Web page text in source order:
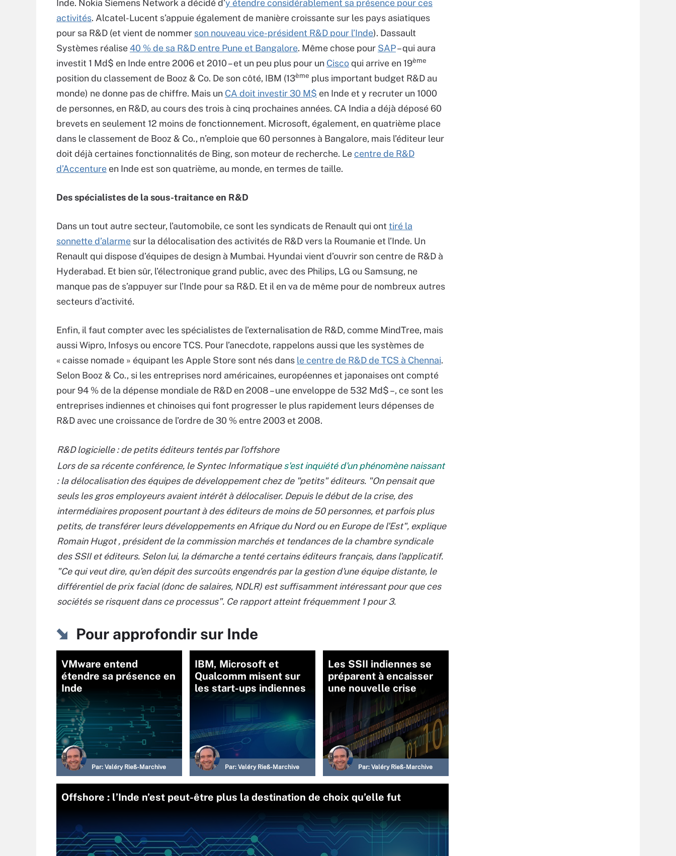
Inde. Nokia Siemens Network a décidé d’y étendre considérablement sa présence pour ces
activités. Alcatel-Lucent s’appuie également de manière croissante sur les pays asiatiques
pour sa R&D (et vient de nommer son nouveau vice-président R&D pour l’Inde). Dassault
Systèmes réalise40 % de sa R&D entre Pune et Bangalore. Même chose pour SAP– qui aura
investit 1 Md$ en Inde entre 2006 et 2010 – et un peu plus pour un Ciscoqui arrive en 19ème
position du classement de Booz & Co. De son côté, IBM (13ème plus important budget R&D au
monde) ne donne pas de chiffre. Mais un CA doit investir 30 M$ en Inde et y recruter un 1000
de personnes, en R&D, au cours des trois à cinq prochaines années. CA India a déjà déposé 60
brevets en seulement 12 moins de fonctionnement. Microsoft, également, en quatrième place
dans le classement de Booz & Co., n’emploie que 60 personnes à Bangalore, mais l’éditeur leur
doit déjà certaines fonctionnalités de Bing, son moteur de recherche. Lecentre de R&D
d’Accenture en Inde est son quatrième, au monde, en termes de taille.
Des spécialistes de la sous-traitance en R&D
Dans un tout autre secteur, l’automobile, ce sont les syndicats de Renault qui ont tiré la
sonnette d’alarme sur la délocalisation des activités de R&D vers la Roumanie et l’Inde. Un
Renault qui dispose d’équipes de design à Mumbai. Hyundai vient d’ouvrir son centre de R&D à
Hyderabad. Et bien sûr, l’électronique grand public, avec des Philips, LG ou Samsung, ne
manque pas de s’appuyer sur l’Inde pour sa R&D. Et il en va de même pour de nombreux autres
secteurs d’activité.
Enfin, il faut compter avec les spécialistes de l’externalisation de R&D, comme MindTree, mais
aussi Wipro, Infosys ou encore TCS. Pour l’anecdote, rappelons aussi que les systèmes de
« caisse nomade » équipant les Apple Store sont nés dans le centre de R&D de TCS à Chennai.
Selon Booz & Co., si les entreprises nord américaines, européennes et japonaises ont compté
pour 94 % de la dépense mondiale de R&D en 2008 – une enveloppe de 532 Md$ –, ce sont les
entreprises indiennes et chinoises qui font progresser le plus rapidement leurs dépenses de
R&D avec une croissance de l’ordre de 30 % entre 2003 et 2008.
R&D logicielle : de petits éditeurs tentés par l'offshore
Lors de sa récente conférence, le Syntec Informatiques'est inquiété d'un phénomène naissant
: la délocalisation des équipes de développement chez de "petits" éditeurs. "On pensait que
seuls les gros employeurs avaient intérêt à délocaliser. Depuis le début de la crise, des
intermédiaires proposent pourtant à des éditeurs de moins de 50 personnes, et parfois plus
petits, de transférer leurs développements en Afrique du Nord ou en Europe de l'Est", explique
Romain Hugot , président de la commission marchés et tendances de la chambre syndicale
des SSII et éditeurs. Selon lui, la démarche a tenté certains éditeurs français, dans l'applicatif.
"Ce qui veut dire, qu'en dépit des surcoûts engendrés par la gestion d'une équipe distante, le
différentiel de prix facial (donc de salaires, NDLR) est suffisamment intéressant pour que ces
sociétés se risquent dans ce processus". Ce rapport atteint fréquemment 1 pour 3.
Pour approfondir sur Inde
VMware entend
étendre sa présence en
Inde
Par: Valéry Rieß-Marchive
IBM, Microsoft et
Qualcomm misent sur
les start-ups indiennes
Par: Valéry Rieß-Marchive
Les SSII indiennes se
préparent à encaisser
une nouvelle crise
Par: Valéry Rieß-Marchive
Offshore : l’Inde n’est peut-être plus la destination de choix qu’elle fut